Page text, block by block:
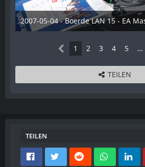
28. Dezember 2012
1 2 3 4 5 …
TEILEN
TEILEN